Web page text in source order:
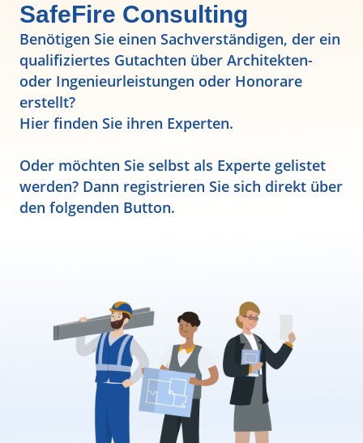
SafeFire Consulting
Benötigen Sie einen Sachverständigen, der ein
qualifiziertes Gutachten über Architekten-
oder Ingenieurleistungen oder Honorare
erstellt?
Hier finden Sie ihren Experten.
Oder möchten Sie selbst als Experte gelistet
werden? Dann registrieren Sie sich direkt über
den folgenden Button.